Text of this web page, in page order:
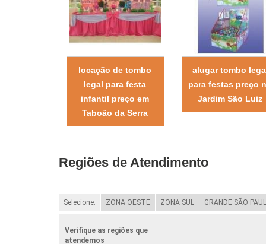
locação de tombo
legal para festa
infantil preço em
Taboão da Serra
alugar tombo
para festas preço
Jardim São Luiz
Regiões de Atendimento
Selecione: ZONA OESTE ZONA SUL GRANDE SÃO
Verifique as regiões que
atendemos